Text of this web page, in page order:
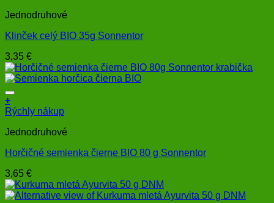
Jednodruhové
Klinček celý BIO 35g Sonnentor
3,35 €
+
Rýchly nákup
Jednodruhové
Horčičné semienka čierne BIO 80 g Sonnentor
3,65 €